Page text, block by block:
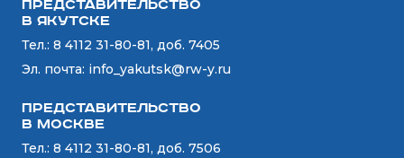
Представительство
в Якутске
Тел.: 8 4112 31-80-81, доб. 7405
Эл. почта: info_yakutsk@rw-y.ru
Представительство
в Москве
Тел.: 8 4112 31-80-81, доб. 7506